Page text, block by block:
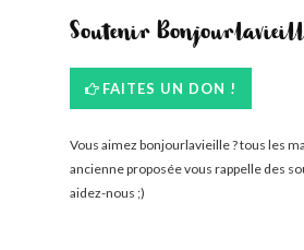
Soutenir
FAITES UN DON !
Vous aimez bonjourlavieille ? tous les
ancienne proposée vous rappelle des
aidez-nous ;)